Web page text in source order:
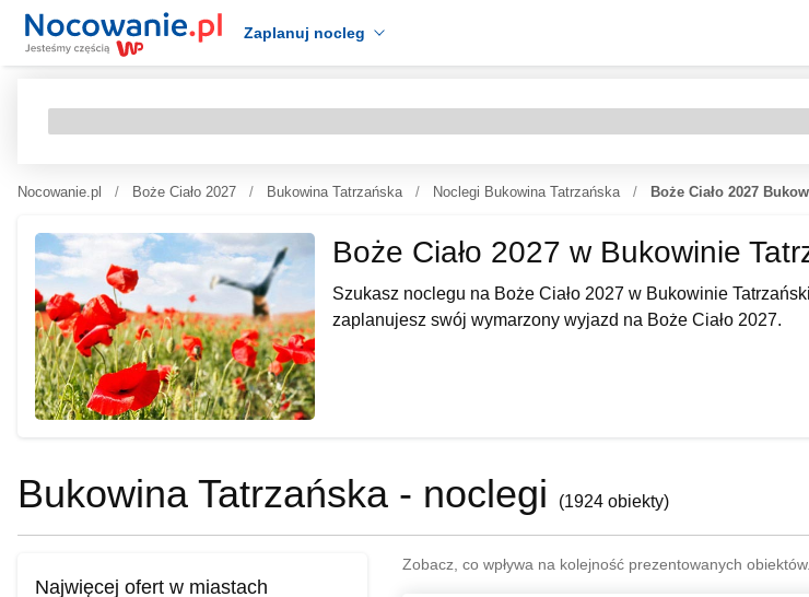
Zaplanuj nocleg
Nocowanie.pl Boże Ciało 2027 Bukowina Tatrzańska Noclegi Bukowina Tatrzańska Boże Ciało 2027
Boże Ciało 2027 w Bukowinie
Szukasz noclegu na Boże Ciało 2027 w Bukowinie
zaplanujesz swój wymarzony wyjazd na Boże Ciało 2027.
Bukowina Tatrzańska - noclegi (1924 obiekty)
Zobacz, co wpływa na kolejność prezentowanych obiektów.
Najwięcej ofert w miastach